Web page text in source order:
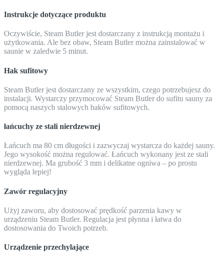
Instrukcje dotyczące produktu
Oczywiście, Steam Butler jest dostarczany z instrukcją montażu i
użytkowania. Ale bez obaw, Steam Butler można zainstalować w
saunie w zaledwie 5 minut.
Hak sufitowy
Steam Butler jest dostarczany ze wszystkim, czego potrzebujesz do
instalacji. Wystarczy przymocować Steam Butler do sufitu sauny za
pomocą naszych stalowych haków sufitowych.
łańcuchy ze stali nierdzewnej
Łańcuch ma 80 cm długości i zazwyczaj wystarcza do każdej sauny.
Jego wysokość można regulować. Łańcuch wykonany jest ze stali
nierdzewnej. Ma grubość 3 mm i delikatne ogniwa – po prostu
wygląda lepiej!
Zawór regulacyjny
Użyj zaworu, aby dostosować prędkość parzenia kawy w
urządzeniu Steam Butler. Regulacja jest płynna i łatwa do
dostosowania do Twoich potrzeb.
Urządzenie przechylające